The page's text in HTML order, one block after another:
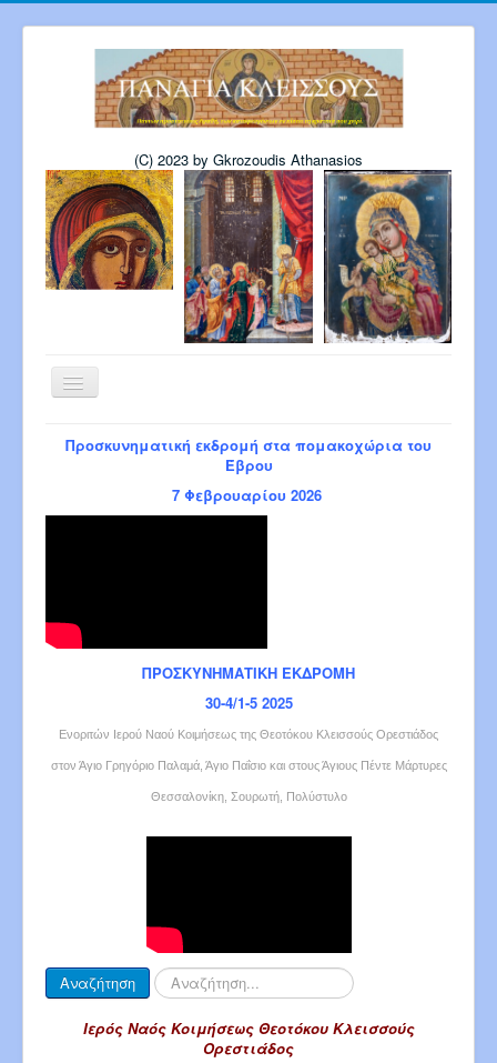
(C) 2023 by Gkrozoudis Athanasios
Εναλλαγή
Πρόγραμμα Παναγίας 6-2026
Πρόγρ. Σεβ. Μητροπολίτου 8-2026
Προσκυνηματική εκδρομή στα πομακοχώρια του
Έβρου
7 Φεβρουαρίου 2026
ΠΡΟΣΚΥΝΗΜΑΤΙΚΗ ΕΚΔΡΟΜΗ
30-4/1-5 2025
Ενοριτών Ιερού Ναού Κοιμήσεως της Θεοτόκου Κλεισσούς Ορεστιάδος
στον Άγιο Γρηγόριο Παλαμά, Άγιο Παΐσιο και στους Άγιους Πέντε Μάρτυρες
Θεσσαλονίκη, Σουρωτή, Πολύστυλο
Αναζήτηση Αναζήτηση...
Ιερός Ναός Κοιμήσεως Θεοτόκου Κλεισσούς
Ορεστιάδος